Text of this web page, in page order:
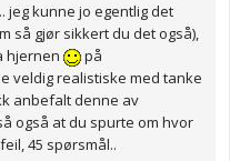
jeg kunne jo egentlig det
så gjør sikkert du det også),
hjernen
på
veldig realistiske med tanke
anbefalt denne av
også at du spurte om hvor
45 spørsmål..